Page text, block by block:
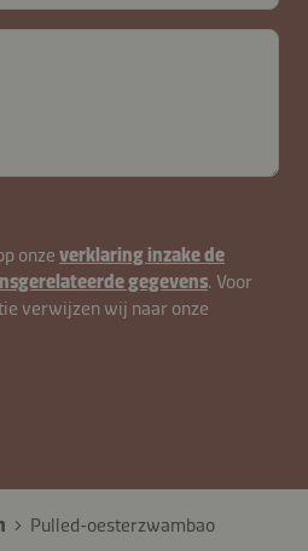
onze verklaring inzake de
gegevens. Voor
verwijzen wij naar onze
Pulled-oesterzwambao